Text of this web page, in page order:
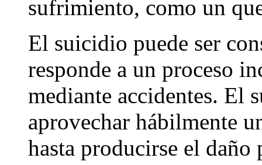
sufrimiento, como un
El suicidio puede ser
responde a un proceso
mediante accidentes. El
aprovechar hábilmente
hasta producirse el daño